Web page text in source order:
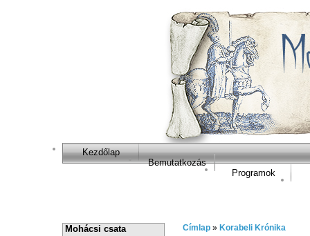
Kezdőlap
Bemutatkozás
Programok
Mohácsi csata Címlap » Korabeli Krónika